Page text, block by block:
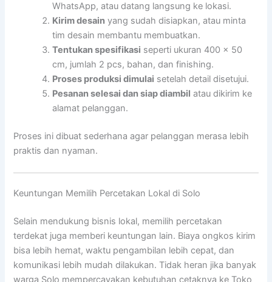
WhatsApp, atau datang langsung ke lokasi.
Kirim desain yang sudah disiapkan, atau minta
tim desain membantu membuatkan.
Tentukan spesifikasi seperti ukuran 400 x 50
cm, jumlah 2 pcs, bahan, dan finishing.
Proses produksi dimulai setelah detail disetujui.
Pesanan selesai dan siap diambil atau dikirim ke
alamat pelanggan.
Proses ini dibuat sederhana agar pelanggan merasa lebih
praktis dan nyaman.
Keuntungan Memilih Percetakan Lokal di Solo
Selain mendukung bisnis lokal, memilih percetakan
terdekat juga memberi keuntungan lain. Biaya ongkos kirim
bisa lebih hemat, waktu pengambilan lebih cepat, dan
komunikasi lebih mudah dilakukan. Tidak heran jika banyak
warga Solo mempercayakan kebutuhan cetaknya ke Toko